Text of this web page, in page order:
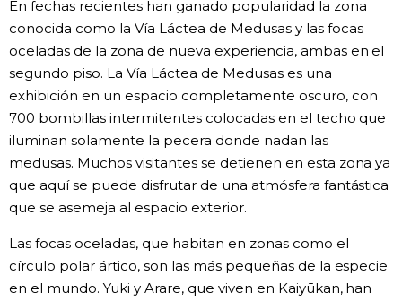
En fechas recientes han ganado popularidad la zona
conocida como la Vía Láctea de Medusas y las focas
oceladas de la zona de nueva experiencia, ambas en el
segundo piso. La Vía Láctea de Medusas es una
exhibición en un espacio completamente oscuro, con
700 bombillas intermitentes colocadas en el techo que
iluminan solamente la pecera donde nadan las
medusas. Muchos visitantes se detienen en esta zona ya
que aquí se puede disfrutar de una atmósfera fantástica
que se asemeja al espacio exterior.
Las focas oceladas, que habitan en zonas como el
círculo polar ártico, son las más pequeñas de la especie
en el mundo. Yuki y Arare, que viven en Kaiyūkan, han